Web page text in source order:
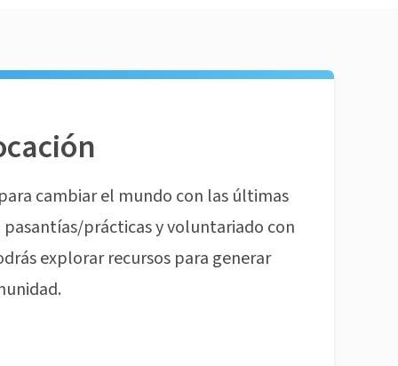
cambiar el mundo con las últimas
prácticas y voluntariado con
explorar recursos para generar